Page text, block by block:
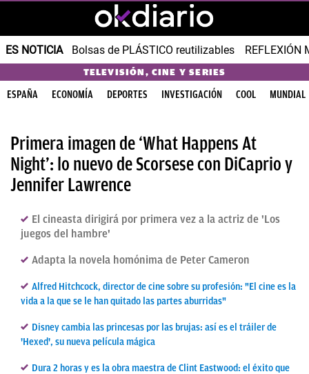
ES NOTICIA Bolsas de PLÁSTICO reutilizables REFLEXIÓN
TELEVISIÓN, CINE Y SERIES
ESPAÑA ECONOMÍA DEPORTES INVESTIGACIÓN COOL MUNDIAL
Primera imagen de ‘What Happens At
Night’: lo nuevo de Scorsese con DiCaprio y
Jennifer Lawrence
El cineasta dirigirá por primera vez a la actriz de 'Los
juegos del hambre'
Adapta la novela homónima de Peter Cameron
Alfred Hitchcock, director de cine sobre su profesión: "El cine es la
vida a la que se le han quitado las partes aburridas"
Disney cambia las princesas por las brujas: así es el tráiler de
'Hexed', su nueva película mágica
Dura 2 horas y es la obra maestra de Clint Eastwood: el éxito que